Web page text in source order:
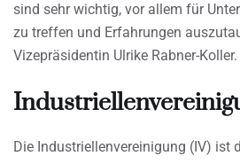
sind sehr wichtig, vor allem für
zu treffen und Erfahrungen
Vizepräsidentin Ulrike Rabner-Koller.
Die Industriellenvereinigung (IV) ist